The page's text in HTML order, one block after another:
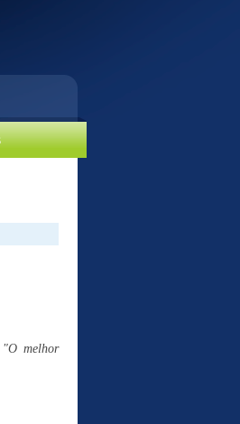
"O melhor